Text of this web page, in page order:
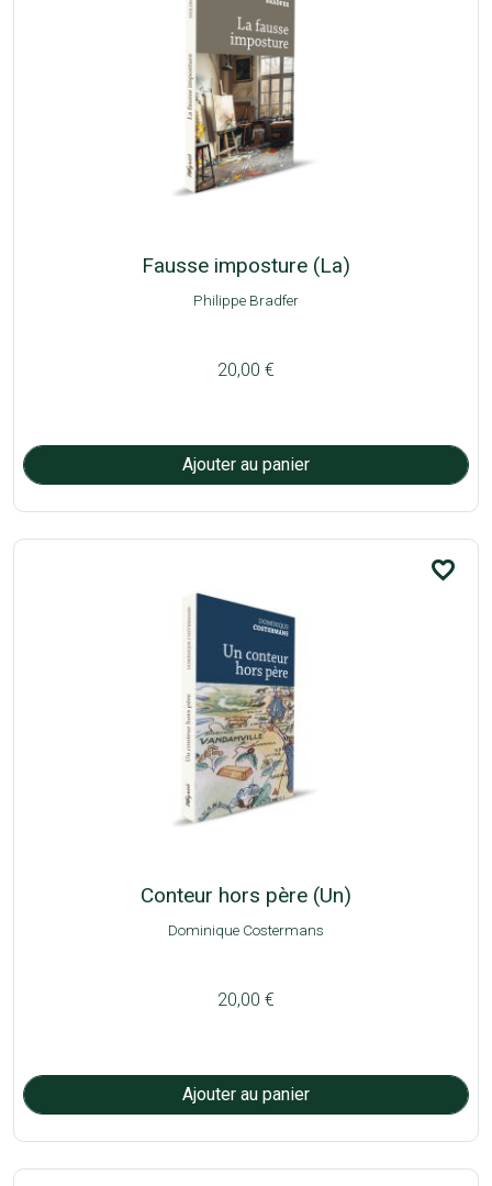
Fausse imposture (La)
Philippe Bradfer
20,00 €
favorite_border
Conteur hors père (Un)
Dominique Costermans
20,00 €